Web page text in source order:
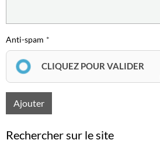
Anti-spam
CLIQUEZ POUR VALIDER
Ajouter
Rechercher sur le site